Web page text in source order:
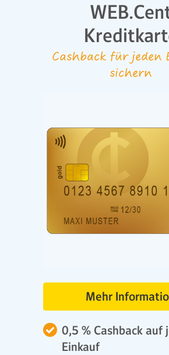
Cashback für jeden
sichern
0,5 % Cashback auf
Einkauf
Mehr